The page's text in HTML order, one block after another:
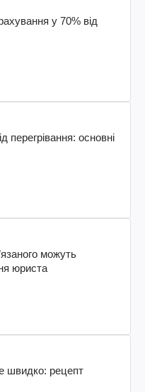
у 70% від
перегрівання: основні
можуть
юриста
швидко: рецепт